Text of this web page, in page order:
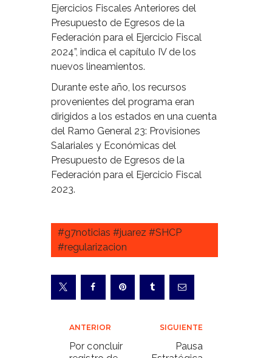
Ejercicios Fiscales Anteriores del
Presupuesto de Egresos de la
Federación para el Ejercicio Fiscal
2024”, indica el capítulo IV de los
nuevos lineamientos.
Durante este año, los recursos
provenientes del programa eran
dirigidos a los estados en una cuenta
del Ramo General 23: Provisiones
Salariales y Económicas del
Presupuesto de Egresos de la
Federación para el Ejercicio Fiscal
2023.
#g7noticias #juarez #SHCP
#regularizacion
Navegación
de
ANTERIOR
Por concluir
SIGUIENTE
Pausa